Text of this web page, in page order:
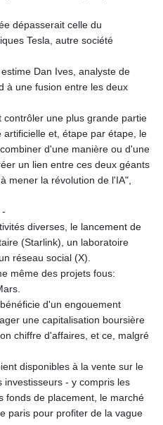
dépasserait celle du
Tesla, autre société
Dan Ives, analyste de
à une fusion entre les deux
une plus grande partie
et, étape par étape, le
d'une manière ou d'une
un lien entre ces deux géants
mener la révolution de l'IA",
diverses, le lancement de
(Starlink), un laboratoire
réseau social (X).
même des projets fous:
d'un engouement
une capitalisation boursière
chiffre d'affaires, et ce, malgré
disponibles à la vente sur le
investisseurs - y compris les
fonds de placement, le marché
paris pour profiter de la vague